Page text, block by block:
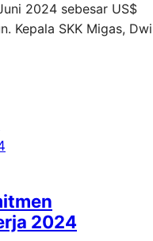
2024 sebesar US$
Kepala SKK Migas, Dwi
2024